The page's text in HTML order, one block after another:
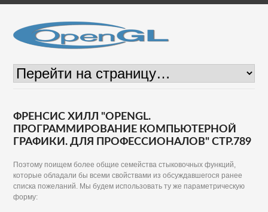
ФРЕНСИС ХИЛЛ "OPENGL.
ПРОГРАММИРОВАНИЕ КОМПЬЮТЕРНОЙ
ГРАФИКИ. ДЛЯ ПРОФЕССИОНАЛОВ" СТР.789
Поэтому поищем более общие семейства стыковочных функций,
которые обладали бы всеми свойствами из обсуждавшегося ранее
списка пожеланий. Мы будем использовать ту же параметрическую
форму: